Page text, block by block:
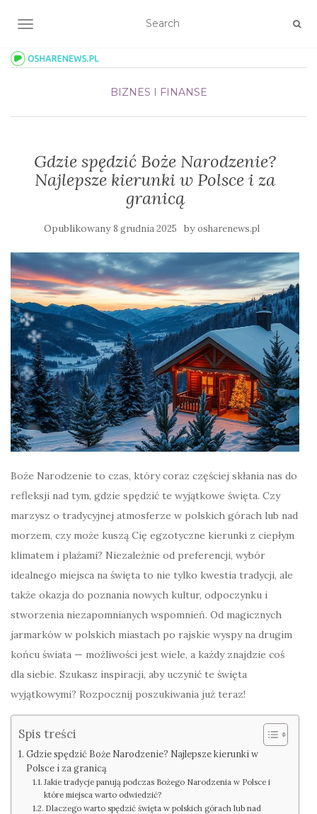
TOGGLE NAVIGATION
BIZNES I FINANSE
Gdzie spędzić Boże Narodzenie?
Najlepsze kierunki w Polsce i za
granicą
Opublikowany8 grudnia 2025 byosharenews.pl
Boże Narodzenie to czas, który coraz częściej skłania nas do
refleksji nad tym, gdzie spędzić te wyjątkowe święta. Czy
marzysz o tradycyjnej atmosferze w polskich górach lub nad
morzem, czy może kuszą Cię egzotyczne kierunki z ciepłym
klimatem i plażami? Niezależnie od preferencji, wybór
idealnego miejsca na święta to nie tylko kwestia tradycji, ale
także okazja do poznania nowych kultur, odpoczynku i
stworzenia niezapomnianych wspomnień. Od magicznych
jarmarków w polskich miastach po rajskie wyspy na drugim
końcu świata — możliwości jest wiele, a każdy znajdzie coś
dla siebie. Szukasz inspiracji, aby uczynić te święta
wyjątkowymi? Rozpocznij poszukiwania już teraz!
Spis treści
Gdzie spędzić Boże Narodzenie? Najlepsze kierunki w
Polsce i za granicą
Jakie tradycje panują podczas Bożego Narodzenia w Polsce i
które miejsca warto odwiedzić?
Dlaczego warto spędzić święta w polskich górach lub nad